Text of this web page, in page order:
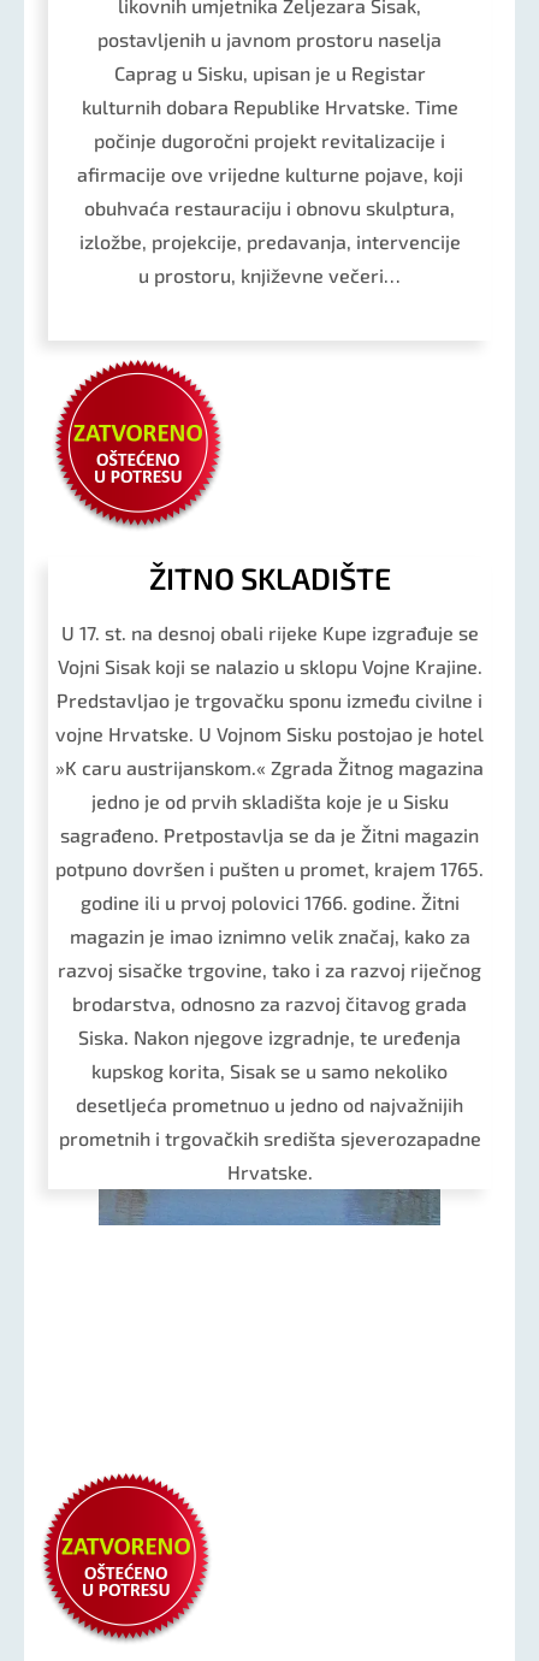
ŽITNO SKLADIŠTE
U 17. st. na desnoj obali rijeke Kupe izgrađuje se
Vojni Sisak koji se nalazio u sklopu Vojne Krajine.
Predstavljao je trgovačku sponu između civilne i
vojne Hrvatske. U Vojnom Sisku postojao je hotel
»K caru austrijanskom.« Zgrada Žitnog magazina
jedno je od prvih skladišta koje je u Sisku
sagrađeno. Pretpostavlja se da je Žitni magazin
potpuno dovršen i pušten u promet, krajem 1765.
godine ili u prvoj polovici 1766. godine. Žitni
magazin je imao iznimno velik značaj, kako za
razvoj sisačke trgovine, tako i za razvoj riječnog
brodarstva, odnosno za razvoj čitavog grada
Siska. Nakon njegove izgradnje, te uređenja
kupskog korita, Sisak se u samo nekoliko
desetljeća prometnuo u jedno od najvažnijih
prometnih i trgovačkih središta sjeverozapadne
Hrvatske.
likovnih umjetnika Željezara Sisak,
postavljenih u javnom prostoru naselja
Caprag u Sisku, upisan je u Registar
kulturnih dobara Republike Hrvatske. Time
počinje dugoročni projekt revitalizacije i
afirmacije ove vrijedne kulturne pojave, koji
obuhvaća restauraciju i obnovu skulptura,
izložbe, projekcije, predavanja, intervencije
u prostoru, književne večeri…